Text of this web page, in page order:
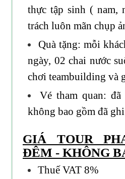
thực tập sinh ( nam,
trách luôn mãn chụp
Quà tặng: mỗi
ngày, 02 chai nước
chơi teambuilding và
Vé tham quan:
không bao gồm đã
GIÁ TOUR
ĐÊM - KHÔNG
Thuế VAT 8%